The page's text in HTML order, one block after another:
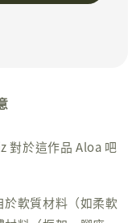
對於這作品 Aloa 吧
軟質材料（如柔軟